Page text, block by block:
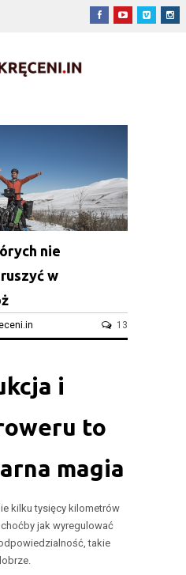
nie
w
13
i
to
magia
kilku tysięcy kilometrów
jak wyregulować
takie